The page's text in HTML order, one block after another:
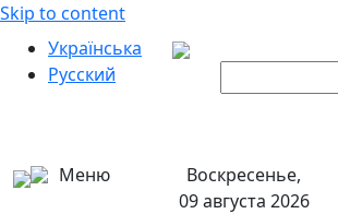
Skip to content
Українська
Русский
Меню
Воскресенье,
09 августа 2026